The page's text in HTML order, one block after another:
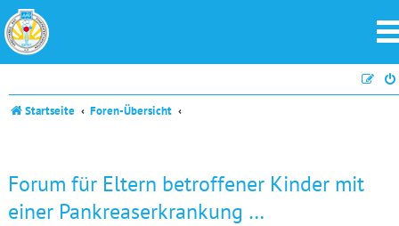
Startseite Foren-Übersicht
Forum für Eltern betroffener Kinder mit
einer Pankreaserkrankung …